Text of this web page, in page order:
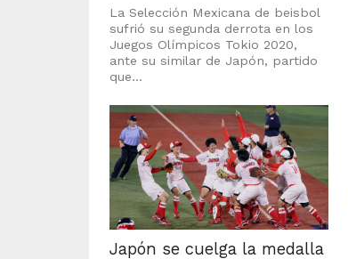
La Selección Mexicana de beisbol
sufrió su segunda derrota en los
Juegos Olímpicos Tokio 2020,
ante su similar de Japón, partido
que...
Japón se cuelga la medalla